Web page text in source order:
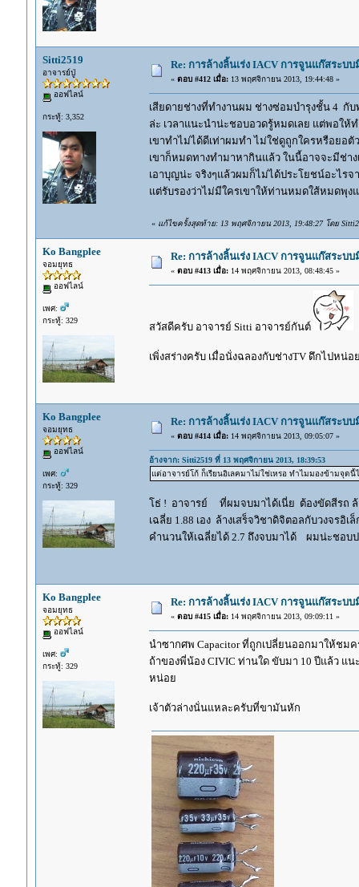
Sitti2519
อาจารย์ปู่
ออฟไลน์
กระทู้: 3,352
Re: การล้างลิ้นเร่ง IACV การจูนแก๊สระ
« ตอบ #412 เมื่อ:13 พฤศจิกายน 2013, 19:44:48 »
เสียดายช่างที่ทำงานผม ช่างซ่อมบำรุงชั้น 4
ล่ะ เวลาแนะนำน่ะชอบอวดรู้หมดเลย แต่พอให้
เขาทำไม่ได้ดีเท่าผมทำ ไม่ใช่ดูถูกใครหรือยอ
เขาก็หมดทางทำมาหากินแล้ว ในนี้อาจจะมีช่
เอาบุญน่ะ จริงๆแล้วผมก็ไม่ได้ประโยชน์อะไร
แต่รับรองว่าไม่มีใครเขาให้ท่านหมดใส้หมดพุง
« แก้ไขครั้งสุดท้าย: 13 พฤศจิกายน 2013, 19:48:27 โดย
Ko Bangplee
จอมยุทธ
ออฟไลน์
เพศ:
กระทู้: 329
Re: การล้างลิ้นเร่ง IACV การจูนแก๊สระ
« ตอบ #413 เมื่อ:14 พฤศจิกายน 2013, 08:48:45 »
สวัสดีครับ อาจารย์ Sitti อาจารย์กันต์
เพิ่งสร่างครับ เมื่อนั่งฉลองกับช่างTV ดึกไปหน่อ
Ko Bangplee
จอมยุทธ
ออฟไลน์
เพศ:
กระทู้: 329
Re: การล้างลิ้นเร่ง IACV การจูนแก๊สระ
« ตอบ #414 เมื่อ:14 พฤศจิกายน 2013, 09:05:07 »
อ้างจาก: Sitti2519 ที่ 13 พฤศจิกายน 2013, 18:39:53
แต่อาจารย์โก้ ก็เรียนอิเลคมาไม่ใช่เหรอ ทำไมมองข้ามจุดนี้
โธ่ ! อาจารย์ ที่ผมจบมาได้เนี่ย ต้องขัดสีรถ ล้
เฉลี่ย 1.88 เอง ล้างเสร็จวิชาดิจิตอลกับวงจรอิ
คำนวนให้เฉลี่ยได้ 2.7 ถึงจบมาได้ ผมน่ะชอบ
Ko Bangplee
จอมยุทธ
ออฟไลน์
เพศ:
กระทู้: 329
Re: การล้างลิ้นเร่ง IACV การจูนแก๊สระ
« ตอบ #415 เมื่อ:14 พฤศจิกายน 2013, 09:09:11 »
นำซากศพ Capacitor ที่ถูกเปลี่ยนออกมาให้ชมค
ถ้าของพี่น้อง CIVIC ท่านใด ขับมา 10 ปีแล้ว แ
หน่อย
เจ้าตัวล่างนั่นแหละครับที่ขามันหัก